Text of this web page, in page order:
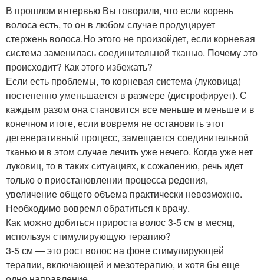
В прошлом интервью Вы говорили, что если корень
волоса есть, то он в любом случае продуцирует
стержень волоса.Но этого не произойдет, если корневая
система заменилась соединительной тканью. Почему это
происходит? Как этого избежать?
Если есть проблемы, то корневая система (луковица)
постепенно уменьшается в размере (дистрофирует). С
каждым разом она становится все меньше и меньше и в
конечном итоге, если вовремя не остановить этот
дегенеративный процесс, замещается соединительной
тканью и в этом случае лечить уже нечего. Когда уже нет
луковиц, то в таких ситуациях, к сожалению, речь идет
только о приостановлении процесса редения,
увеличение общего объема практически невозможно.
Необходимо вовремя обратиться к врачу.
Как можно добиться прироста волос 3-5 см в месяц,
используя стимулирующую терапию?
3-5 см — это рост волос на фоне стимулирующей
терапии, включающей и мезотерапию, и хотя бы еще